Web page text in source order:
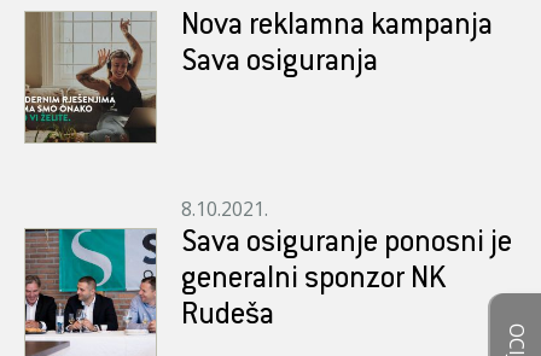
Nova reklamna kampanja
Sava osiguranja
8.10.2021.
Sava osiguranje ponosni je
generalni sponzor NK
Rudeša